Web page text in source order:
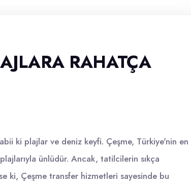
RAHATÇA
ki plajlar ve deniz keyfi. Çeşme, Türkiye'nin en
ünlüdür. Ancak, tatilcilerin sıkça
ki, Çeşme transfer hizmetleri sayesinde bu